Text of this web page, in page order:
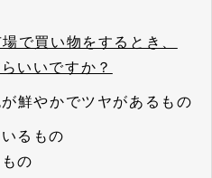
で買い物をするとき、
いいですか？
鮮やかでツヤがあるもの
るもの
の